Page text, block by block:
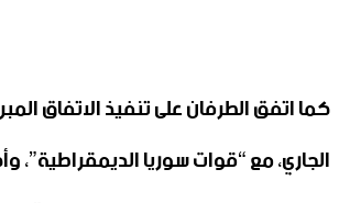
الجاري، مع “قوات سوريا الديمقراطية”،